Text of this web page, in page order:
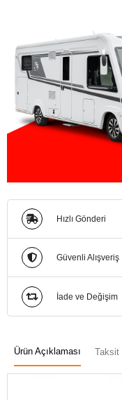
Hızlı Gönderi
Güvenli Alışveriş
İade ve Değişim
Ürün Açıklaması Taksit